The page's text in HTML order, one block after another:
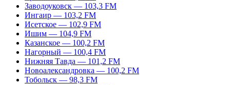
Заводоуковск — 103,3 FM
Ингаир — 103,2 FM
Исетское — 102,9 FM
Ишим — 104,9 FM
Казанское — 100,2 FM
Нагорный — 100,4 FM
Нижняя Тавда — 101,2 FM
Новоалександровка — 100,2 FM
Тобольск — 98,3 FM